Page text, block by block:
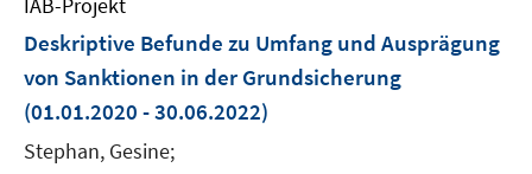
Deskriptive Befunde zu Umfang und Ausprägung
von Sanktionen in der Grundsicherung
(01.01.2020 - 30.06.2022)
Stephan, Gesine;